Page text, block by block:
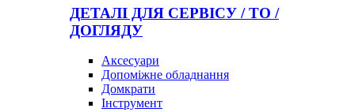
ДЕТАЛІ ДЛЯ СЕРВІСУ / ТО /
ДОГЛЯДУ
Аксесуари
Допоміжне обладнання
Домкрати
Інструмент